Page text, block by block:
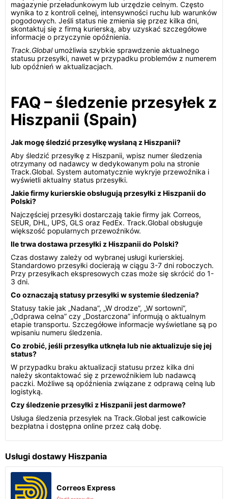
magazynie przeładunkowym lub urzędzie celnym. Często
wynika to z kontroli celnej, intensywności ruchu lub warunków
pogodowych. Jeśli status nie zmienia się przez kilka dni,
skontaktuj się z firmą kurierską, aby uzyskać szczegółowe
informacje o przyczynie opóźnienia.
Track.Globalumożliwia szybkie sprawdzenie aktualnego
statusu przesyłki, nawet w przypadku problemów z numerem
lub opóźnień w aktualizacjach.
FAQ – śledzenie przesyłek z
Hiszpanii (Spain)
Jak mogę śledzić przesyłkę wysłaną z Hiszpanii?
Aby śledzić przesyłkę z Hiszpanii, wpisz numer śledzenia
otrzymany od nadawcy w dedykowanym polu na stronie
Track.Global. System automatycznie wykryje przewoźnika i
wyświetli aktualny status przesyłki.
Jakie firmy kurierskie obsługują przesyłki z Hiszpanii do
Polski?
Najczęściej przesyłki dostarczają takie firmy jak Correos,
SEUR, DHL, UPS, GLS oraz FedEx. Track.Global obsługuje
większość popularnych przewoźników.
Ile trwa dostawa przesyłki z Hiszpanii do Polski?
Czas dostawy zależy od wybranej usługi kurierskiej.
Standardowo przesyłki docierają w ciągu 3-7 dni roboczych.
Przy przesyłkach ekspresowych czas może się skrócić do 1-
3 dni.
Co oznaczają statusy przesyłki w systemie śledzenia?
Statusy takie jak „Nadana”, „W drodze”, „W sortowni”,
„Odprawa celna” czy „Dostarczona” informują o aktualnym
etapie transportu. Szczegółowe informacje wyświetlane są po
wpisaniu numeru śledzenia.
Co zrobić, jeśli przesyłka utknęła lub nie aktualizuje się jej
status?
W przypadku braku aktualizacji statusu przez kilka dni
należy skontaktować się z przewoźnikiem lub nadawcą
paczki. Możliwe są opóźnienia związane z odprawą celną lub
logistyką.
Czy śledzenie przesyłki z Hiszpanii jest darmowe?
Usługa śledzenia przesyłek na Track.Global jest całkowicie
bezpłatna i dostępna online przez całą dobę.
Usługi dostawy Hiszpania
Correos Express